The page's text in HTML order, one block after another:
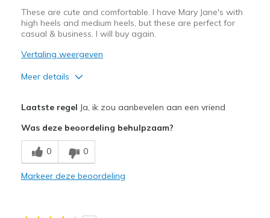
These are cute and comfortable. I have Mary Jane's with
high heels and medium heels, but these are perfect for
casual & business. I will buy again.
Vertaling weergeven
Meer details
Comfortable
Stylish
Laatste regel Ja, ik zou aanbevelen aan een vriend
Was deze beoordeling behulpzaam?
0 0
Markeer deze beoordeling